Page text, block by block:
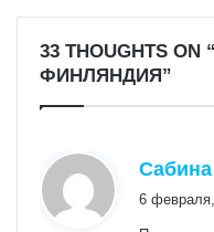
33 THOUGHTS
ФИНЛЯНДИЯ”
Сабина
6